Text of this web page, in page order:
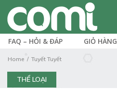
FAQ – HỎI & ĐÁP GIỎ HÀNG
Home Tuyết Tuyết
THỂ LOẠI